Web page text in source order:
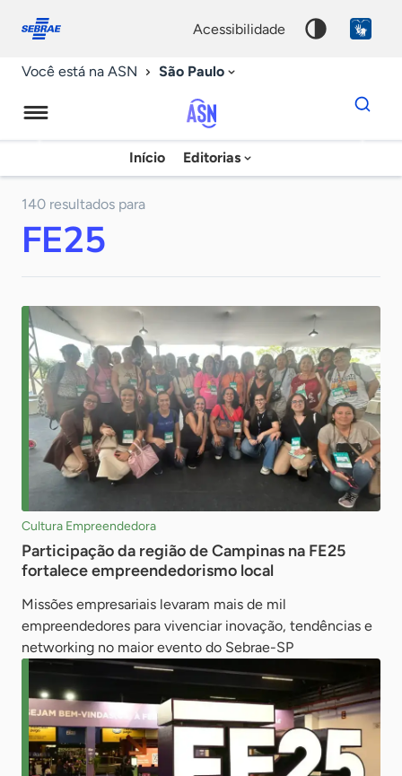
conosco
acessibilidade
Você está na ASN São Paulo
Agência
Sebrae
Início Editorias
Dados
para
chave
140 resultados para
FE25
Cultura Empreendedora
Participação da região de Campinas na FE25
fortalece empreendedorismo local
Missões empresariais levaram mais de mil
empreendedores para vivenciar inovação, tendências e
networking no maior evento do Sebrae-SP